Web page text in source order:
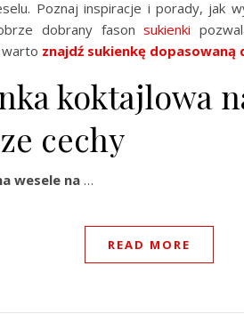
Poznaj inspiracje i porady, jak
dobrany fasonsukienki
znajdź sukienkę dopasowaną
koktajlowa
cechy
wesele na …
READ MORE